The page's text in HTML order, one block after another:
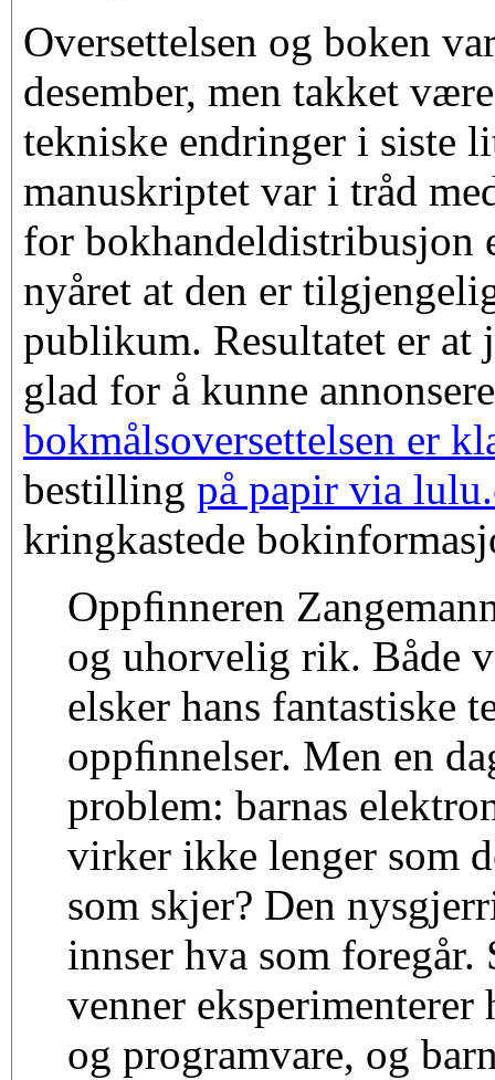
Oversettelsen og boken
desember, men takket
tekniske endringer i siste
manuskriptet var i tråd
for bokhandeldistribusjon
nyåret at den er
publikum. Resultatet er at
glad for å kunne
bokmålsoversettelsen er
bestilling på papir via
kringkastede
Oppﬁnneren
og uhorvelig rik. Både
elsker hans fantastiske
oppﬁnnelser. Men en
problem: barnas
virker ikke lenger som
som skjer? Den
innser hva som foregår.
venner eksperimenterer
og programvare, og